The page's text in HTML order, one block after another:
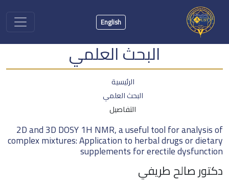
English
البحث العلمي
الرئيسية
البحث العلمي
التفاصيل
2D and 3D DOSY 1H NMR, a useful tool for analysis of
complex mixtures: Application to herbal drugs or dietary
supplements for erectile dysfunction
دكتور صالح طريفي